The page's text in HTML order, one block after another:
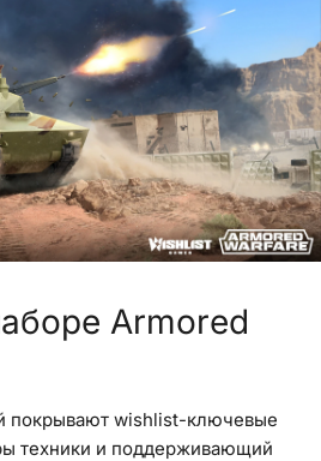
Armored
покрывают wishlist-ключевые
техники и поддерживающий